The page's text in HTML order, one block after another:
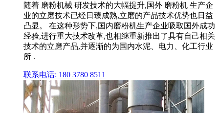
随着 磨粉机械 研发技术的大幅提升,国外 磨粉机 生产企
业的立磨技术已经日臻成熟,立磨的产品技术优势也日益
凸显。 在这种形势下,国内磨粉机生产企业吸取国外成功
经验,进行重大技术改革,也相继重新推出了具有自己相关
技术的立磨产品,并逐渐的为国内水泥、电力、化工行业
所 .
联系电话: 180 3780 8511